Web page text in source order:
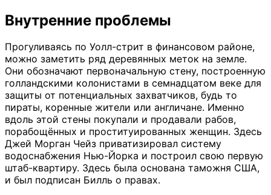
Внутренние проблемы
Прогуливаясь по Уолл-стрит в финансовом районе,
можно заметить ряд деревянных меток на земле.
Они обозначают первоначальную стену, построенную
голландскими колонистами в семнадцатом веке для
защиты от потенциальных захватчиков, будь то
пираты, коренные жители или англичане. Именно
вдоль этой стены покупали и продавали рабов,
порабощённых и проституированных женщин. Здесь
Джей Морган Чейз приватизировал систему
водоснабжения Нью-Йорка и построил свою первую
штаб-квартиру. Здесь была основана таможня США,
и был подписан Билль о правах.